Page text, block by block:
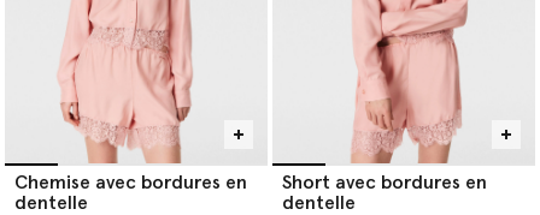
Chemise avec bordures en
dentelle
Short avec bordures en
dentelle